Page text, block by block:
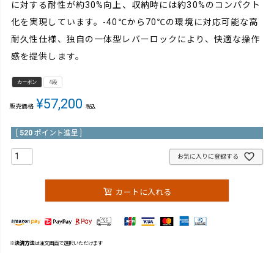
に対する耐性が約30%向上、収納時には約30%のコンパクト
化を実現しています。-40℃から70℃の環境に対応可能な高
耐久性仕様、独自の一体型レバーロックにより、快適な操作
感を提供します。
カーボン 4段
販売価格 ¥57,200 税込
520 ポイント進呈 ]
お気に入りに登録する
カートに入れる
※決済方法は注文画面で選択いただけます